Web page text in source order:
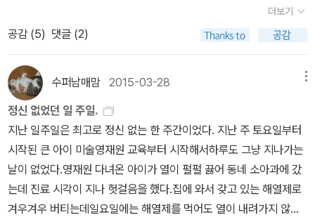
일곱 살인 제 아이에게 그림책을 읽어줄 때도 새롭게 깨닫는 점이 많
은데요, 저는 아이가 그림책에 나오는 이야기와 정보를 이해했는지에
다. 얼마 전에 제가 <엉망진창 흙>이라는 그림책을 읽어준 적이 있는
데요, 저는 흙의 종류가 10만가지가 넘고, 가로세로 1미터 크기의 땅
에 300만마리가 넘는 생물이 살고 있다는 것을 아이가 알게 되는 것
이 더가치 있다고 생각하지만 아이는 그런 것에는 별로 관심이 없습
니다. 흙에 대해 설명해주는 두더지 옆에 조그맣게 그려진 개구리를
찾느라고 책을 읽어줘도 듣는 둥 마는 둥 하는거죠. 하지만 아이는 아
빠가 전혀 보지 못하는 것을 배웁니다. 장난스럽게 그려진 개구리를
찾으면서 개구리는 흙에서만 살 수 있다는 것을, 흙이 점점 없어지면
이라는 말에마음씨 착한 이들이 그 전쟁에 뛰어들곤 하였고,이편의
마음씨 착한 이들이저편의 마음씨 착한 이들에게 총을 겨누는전쟁이
계속되고 있었습니다. p.116 전쟁이 아직 끝나지 않은 나라에 살고
있는 우리이기에 더욱 관심을 갖고, 평화를 꿈꿔야하는 것 아닌가 하
는 생각이 들었다. 2003년 미국의 이라크 침공 시작 무렵 그곳 아이
들의 곁이 되고자 인간방패, 평화지킴이로 전쟁터로 들어가 그 전쟁
을 함께 겪었다는 동화작가 박기범. 그렇게까지는 못하더라도 전쟁에
관심을 기울이고, 또 그것의 부당함을 말할 줄 알아야 하지 않을까 생
각했다.
운 평화마저 이제는 깡그리 잃고 말았소. 수십 년 뒤면 다다를 수 있는
그것을, 이 전쟁으로 하여 수백 년 뒤에나 닿을 수 있게 되고 말았다
질기게 이어질 혹독한 시간.'
선우…'국민에게 할 말' 질문에 묵묵부답https://n.news.naver.co
m/article/015/0005254675+물건 값 치를때마다 등장하는 돈뭉
치｜화폐 가치가 폭락한 나라, 시장 가서 장 한 번 봤더니.. 세계테마
기행 | #세테깅https://www.youtube.com/watch?v=tpbkesJ
9tlg전기는 하루에 2시간만 심지어 전화까지 도청하는 쿠바? 쿠바
아내가 죽어도 쿠바에 안 가려는 이유...https://www.youtube.co
m/watch?v=AEwi4ShR4g8
채”는커녕 “서울 강서와 강북 작은 한 채” 값에 댈 수 없는 판이다. 요
즈음 잿값(아파트 가격)을 보노라면, “서울이건 인천이건 부산이건
겨야 할 듯싶다. 책벌레가 우스갯소리로 “서울 아파트 한 채”를 사거
니 말거니 하는 말을 더는 할 수 없는 나라로 바뀌었다. 그렇다면 한
가지 물어볼 만하다. 서울 냇밑마을(강남)에서 잿더미 한 채를 굴리는
사람은 집에 책을 몇이나 둘까? 10억도 20억도 아닌, 50억이니 100
억이니 춤추는 잿값인데, 잿값을 굴려서 샛돈(시세차익)을 억억억 소
리 나게 긁어모으는 분들은 “책을 읽기”나 할까? 아예 안 읽지는 않
을 수 있지만, 억억억 소리를 내는 분들은 돈더미에 파묻히거나 깔려
서 숨막히는 나날이지는 않을까? 2025.10.26.ㅍㄹㄴ글 : 숲노래·파
목별로 예산에 맞춰 정확히 집행해야 하는데, 7~8년째 이런 일을 하
다보니 이제 서류정리는 도사가 되었다. ^^ 도서구입비 40만원으로
구입한 책~ 5만원 맞추느라 중고를 끼워서 구
입한 책도 담아둔다.
더보기
공감 (5) 댓글 (2)
수퍼남매맘 2015-03-28
정신 없었던 일 주일.
지난 일주일은 최고로 정신 없는 한 주간이었다. 지난 주 토요일부터
시작된 큰 아이 미술영재원 교육부터 시작해서하루도 그냥 지나가는
날이 없었다.영재원 다녀온 아이가 열이 펄펄 끓어 동네 소아과에 갔
는데 진료 시각이 지나 헛걸음을 했다.집에 와서 갖고 있는 해열제로
겨우겨우 버티는데일요일에는 해열제를 먹어도 열이 내려가지 않아